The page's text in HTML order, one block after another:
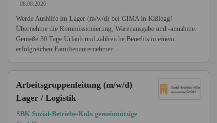
08.08.2026
Werde Aushilfe im Lager (m/w/d) bei GIMA in Kißlegg!
Übernehme die Kommissionierung, Warenausgabe und -annahme.
Genieße 30 Tage Urlaub und zahlreiche Benefits in einem
erfolgreichen Familienunternehmen.
Arbeitsgruppenleitung (m/w/d)
Lager / Logistik
SBK Sozial-Betriebe-Köln gemeinnützige